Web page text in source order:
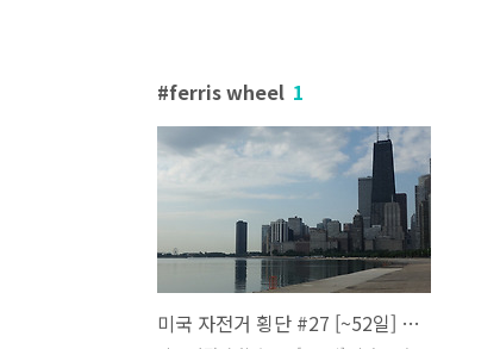
ferris wheel 1
미국 자전거 횡단 #27 [~52일] 시카고 여행